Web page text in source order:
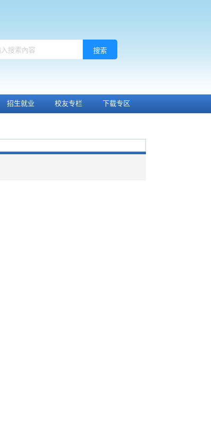
搜索
招生就业 校友专栏 下载专区